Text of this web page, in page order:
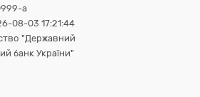
a
08-03 17:21:44
"Державний
банк України"